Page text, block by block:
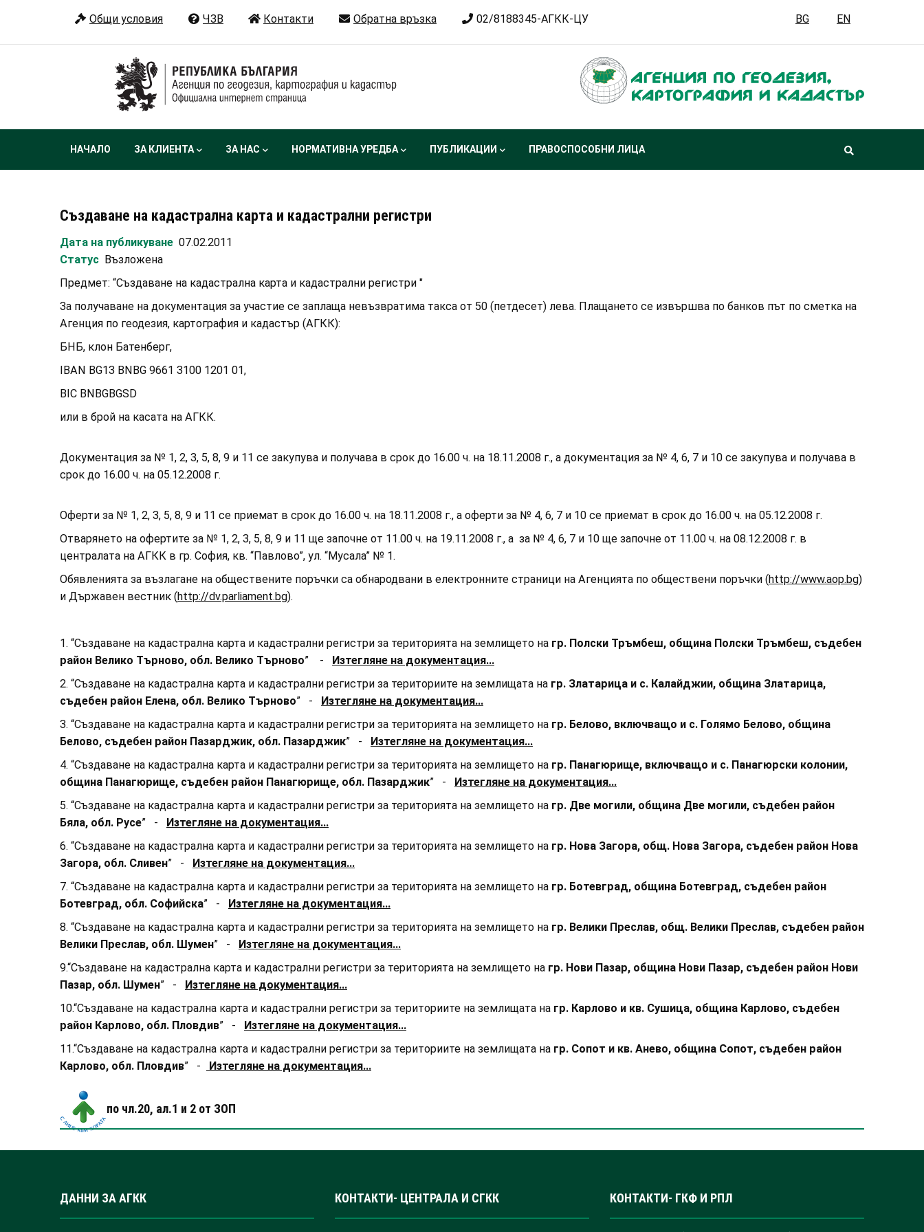
основното
Общи условия ЧЗВ Контакти Обратна връзка 02/8188345-АГКК-ЦУ BG EN
Main
НАЧАЛО ЗА КЛИЕНТА ЗА НАС НОРМАТИВНА УРЕДБА ПУБЛИКАЦИИ ПРАВОСПОСОБНИ ЛИЦА
Създаване на кадастрална карта и кадастрални регистри
Дата на публикуване 07.02.2011
Статус Възложена
Предмет: “Създаване на кадастрална карта и кадастрални регистри "
За получаване на документация за участие се заплаща невъзвратима такса от 50 (петдесет) лева. Плащането се извършва по банков път по сметка на
Агенция по геодезия, картография и кадастър (АГКК):
БНБ, клон Батенберг,
IBAN BG13 BNBG 9661 3100 1201 01,
BIC BNBGBGSD
или в брой на касата на АГКК.
Документация за № 1, 2, 3, 5, 8, 9 и 11 се закупува и получава в срок до 16.00 ч. на 18.11.2008 г., а документация за № 4, 6, 7 и 10 се закупува и получава в
срок до 16.00 ч. на 05.12.2008 г.
Оферти за № 1, 2, 3, 5, 8, 9 и 11 се приемат в срок до 16.00 ч. на 18.11.2008 г., а оферти за № 4, 6, 7 и 10 се приемат в срок до 16.00 ч. на 05.12.2008 г.
Отварянето на офертите за № 1, 2, 3, 5, 8, 9 и 11 ще започне от 11.00 ч. на 19.11.2008 г., а за № 4, 6, 7 и 10 ще започне от 11.00 ч. на 08.12.2008 г. в
централата на АГКК в гр. София, кв. “Павлово”, ул. “Мусала” № 1.
Обявленията за възлагане на обществените поръчки са обнародвани в електронните страници на Агенцията по обществени поръчки (http://www.aop.bg)
и Държавен вестник (http://dv.parliament.bg).
1. “Създаване на кадастрална карта и кадастрални регистри за територията на землището на гр. Полски Тръмбеш, община Полски Тръмбеш, съдебен
район Велико Търново, обл. Велико Търново” - Изтегляне на документация...
2. “Създаване на кадастрална карта и кадастрални регистри за териториите на землищата на гр. Златарица и с. Калайджии, община Златарица,
съдебен район Елена, обл. Велико Търново” - Изтегляне на документация...
3. “Създаване на кадастрална карта и кадастрални регистри за територията на землището на гр. Белово, включващо и с. Голямо Белово, община
Белово, съдебен район Пазарджик, обл. Пазарджик” - Изтегляне на документация...
4. “Създаване на кадастрална карта и кадастрални регистри за територията на землището на гр. Панагюрище, включващо и с. Панагюрски колонии,
община Панагюрище, съдебен район Панагюрище, обл. Пазарджик” - Изтегляне на документация...
5. “Създаване на кадастрална карта и кадастрални регистри за територията на землището на гр. Две могили, община Две могили, съдебен район
Бяла, обл. Русе” - Изтегляне на документация...
6. “Създаване на кадастрална карта и кадастрални регистри за територията на землището на гр. Нова Загора, общ. Нова Загора, съдебен район Нова
Загора, обл. Сливен” - Изтегляне на документация...
7. “Създаване на кадастрална карта и кадастрални регистри за територията на землището на гр. Ботевград, община Ботевград, съдебен район
Ботевград, обл. Софийска” - Изтегляне на документация...
8. “Създаване на кадастрална карта и кадастрални регистри за територията на землището на гр. Велики Преслав, общ. Велики Преслав, съдебен район
Велики Преслав, обл. Шумен” - Изтегляне на документация...
9.“Създаване на кадастрална карта и кадастрални регистри за територията на землището на гр. Нови Пазар, община Нови Пазар, съдебен район Нови
Пазар, обл. Шумен” - Изтегляне на документация...
10.“Създаване на кадастрална карта и кадастрални регистри за териториите на землищата на гр. Карлово и кв. Сушица, община Карлово, съдебен
район Карлово, обл. Пловдив” - Изтегляне на документация...
11.“Създаване на кадастрална карта и кадастрални регистри за териториите на землищата на гр. Сопот и кв. Анево, община Сопот, съдебен район
Карлово, обл. Пловдив” - Изтегляне на документация...
по чл.20, ал.1 и 2 от ЗОП
ДАННИ ЗА АГКК КОНТАКТИ- ЦЕНТРАЛА И СГКК КОНТАКТИ- ГКФ И РПЛ